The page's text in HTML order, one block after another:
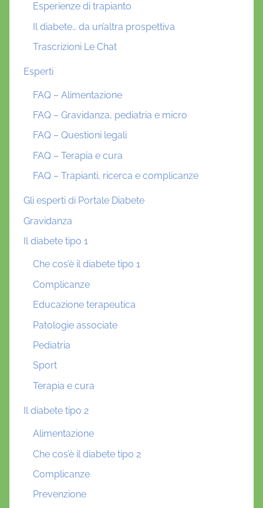
Esperienze di trapianto
Il diabete… da un’altra prospettiva
Trascrizioni Le Chat
Esperti
FAQ – Alimentazione
FAQ – Gravidanza, pediatria e micro
FAQ – Questioni legali
FAQ – Terapia e cura
FAQ – Trapianti, ricerca e complicanze
Gli esperti di Portale Diabete
Gravidanza
Il diabete tipo 1
Che cos’è il diabete tipo 1
Complicanze
Educazione terapeutica
Patologie associate
Pediatria
Sport
Terapia e cura
Il diabete tipo 2
Alimentazione
Che cos’è il diabete tipo 2
Complicanze
Prevenzione